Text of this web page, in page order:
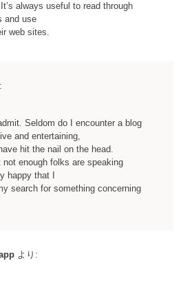
always useful to read through
and use
web sites.
Seldom do I encounter a blog
and entertaining,
hit the nail on the head.
enough folks are speaking
happy that I
search for something concerning
より: